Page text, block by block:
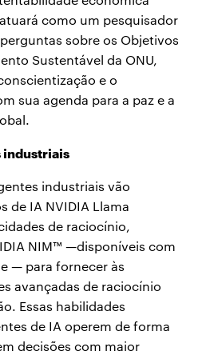
como um pesquisador
sobre os Objetivos
Sustentável da ONU,
e o
sua agenda para a paz e a
industriais
industriais vão
de IA NVIDIA Llama
de raciocínio,
NIM™ —disponíveis com
— para fornecer às
avançadas de raciocínio
Essas habilidades
de IA operem de forma
decisões com maior